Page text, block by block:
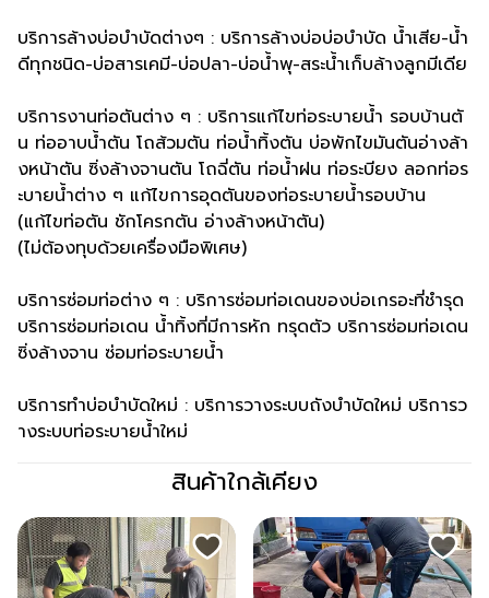
บริการล้างบ่อบำบัดต่างๆ : บริการล้างบ่อบ่อบำบัด น้ำเสีย-น้ำ
ดีทุกชนิด-บ่อสารเคมี-บ่อปลา-บ่อน้ำพุ-สระน้ำเก็บล้างลูกมีเดีย
บริการงานท่อตันต่าง ๆ : บริการแก้ไขท่อระบายน้ำ รอบบ้านตั
น ท่ออาบน้ำตัน โถส้วมตัน ท่อน้ำทิ้งตัน บ่อพักไขมันตันอ่างล้า
งหน้าตัน ซิ่งล้างจานตัน โถฉี่ตัน ท่อน้ำฝน ท่อระบียง ลอกท่อร
ะบายน้ำต่าง ๆ แก้ไขการอุดตันของท่อระบายน้ำรอบบ้าน
(แก้ไขท่อตัน ชักโครกตัน อ่างล้างหน้าตัน)
(ไม่ต้องทุบด้วยเครื่องมือพิเศษ)
บริการซ่อมท่อต่าง ๆ : บริการซ่อมท่อเดนของบ่อเกรอะที่ชำรุด
บริการซ่อมท่อเดน น้ำทิ้งที่มีการหัก ทรุดตัว บริการซ่อมท่อเดน
ซิ่งล้างจาน ซ่อมท่อระบายน้ำ
บริการทำบ่อบำบัดใหม่ : บริการวางระบบถังบำบัดใหม่ บริการว
างระบบท่อระบายน้ำใหม่
สินค้าใกล้เคียง